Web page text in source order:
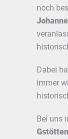
noch
Dabei
immer
Bei uns